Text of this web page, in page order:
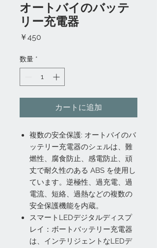
オートバイのバッテ
リー充電器
￥450
数量 *
カートに追加
複数の安全保護: オートバイのバ
ッテリー充電器のシェルは、難
燃性、腐食防止、感電防止、頑
丈で耐久性のある ABS を使用し
ています。逆極性、過充電、過
電流、短絡、過熱などの複数の
安全保護機能を内蔵。
スマートLEDデジタルディスプ
レイ：ボートバッテリー充電器
は、インテリジェントなLEDデ